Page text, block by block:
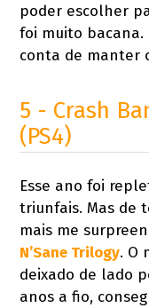
poder escolher
foi muito bacana.
conta de manter
5 - Crash
(PS4)
Esse ano foi
triunfais. Mas de
mais me
N’Sane Trilogy. O
deixado de lado
anos a fio,